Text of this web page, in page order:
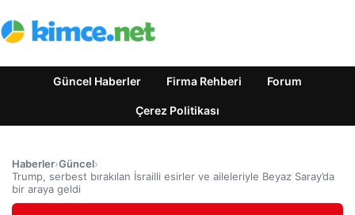
Güncel Haberler Firma Rehberi Forum
Çerez Politikası
Haberler›Güncel›
Trump, serbest bırakılan İsrailli esirler ve aileleriyle Beyaz Saray’da
bir araya geldi